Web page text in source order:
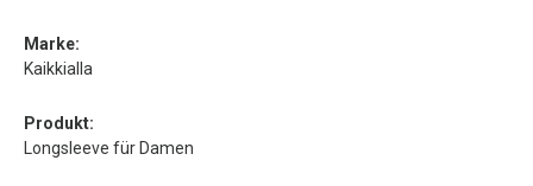
Marke:
Kaikkialla
Produkt:
Longsleeve für Damen